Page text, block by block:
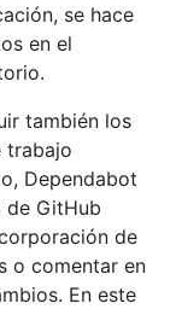
se hace
en el
también los
trabajo
Dependabot
de GitHub
de
o comentar en
En este